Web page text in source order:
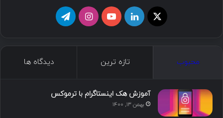
د
و
ت
ا
محبوب تازه ترین دیدگاه ها
آموزش هک اینستاگرام با ترموکس
بهمن ۱۳, ۱۴۰۰